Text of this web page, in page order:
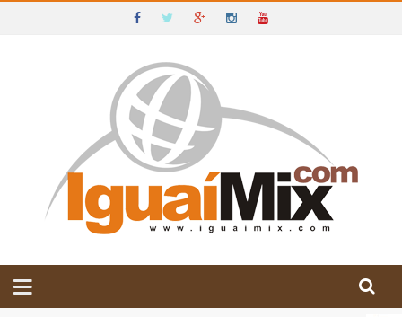
IGUAÍ E SUDOESTE DA BAHIA